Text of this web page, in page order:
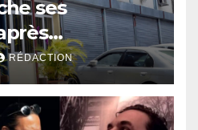
ses
quatre
RÉDACTION